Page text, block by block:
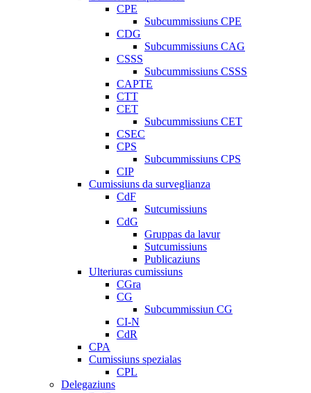
CPE
Subcummissiuns CPE
CDG
Subcummissiuns CAG
CSSS
Subcummissiuns CSSS
CAPTE
CTT
CET
Subcummissiuns CET
CSEC
CPS
Subcummissiuns CPS
CIP
Cumissiuns da surveglianza
CdF
Sutcumissiuns
CdG
Gruppas da lavur
Sutcumissiuns
Publicaziuns
Ulteriuras cumissiuns
CGra
CG
Subcummissiun CG
CI-N
CdR
CPA
Cumissiuns spezialas
CPL
Delegaziuns